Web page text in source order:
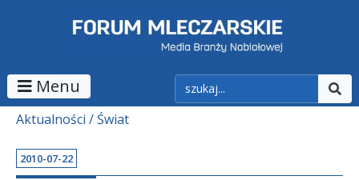
Menu
Aktualności Świat
2010-07-22